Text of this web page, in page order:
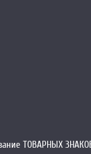
ТОВАРНЫХ